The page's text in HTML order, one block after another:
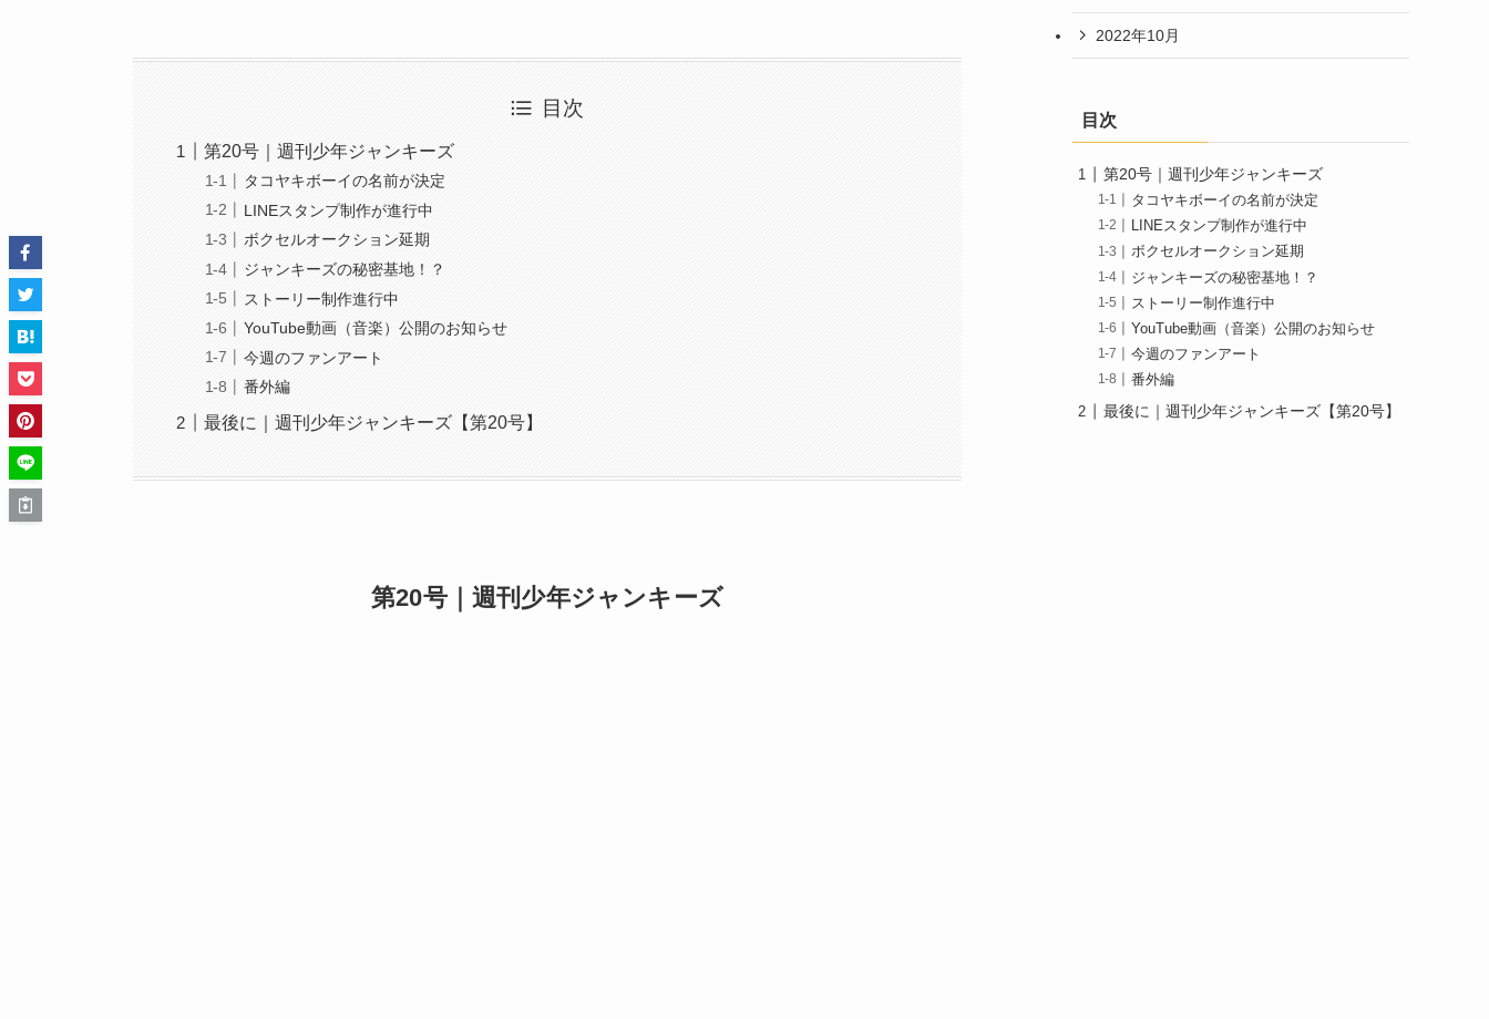
目次
第20号｜週刊少年ジャンキーズ
タコヤキボーイの名前が決定
LINEスタンプ制作が進行中
ボクセルオークション延期
ジャンキーズの秘密基地！？
ストーリー制作進行中
YouTube動画（音楽）公開のお知らせ
今週のファンアート
番外編
最後に｜週刊少年ジャンキーズ【第20号】
第20号｜週刊少年ジャンキーズ
2022年10月
目次
第20号｜週刊少年ジャンキーズ
タコヤキボーイの名前が決定
LINEスタンプ制作が進行中
ボクセルオークション延期
ジャンキーズの秘密基地！？
ストーリー制作進行中
YouTube動画（音楽）公開のお知らせ
今週のファンアート
番外編
最後に｜週刊少年ジャンキーズ【第20号】